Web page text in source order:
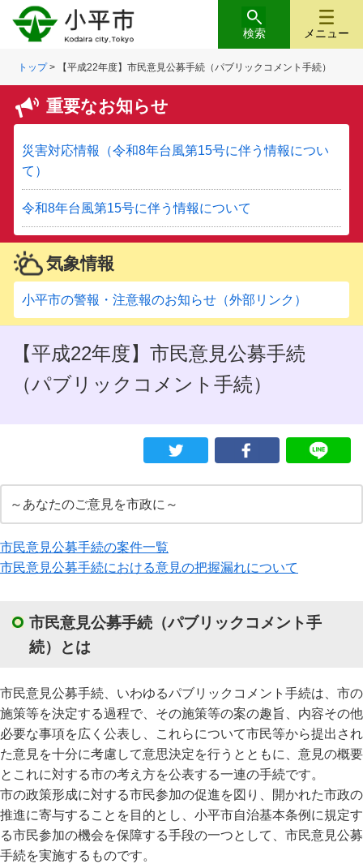
メニュー
検索
トップ> 【平成22年度】市民意見公募手続（パブリックコメント手続）
重要なお知らせ
災害対応情報（令和8年台風第15号に伴う情報につい
て）
令和8年台風第15号に伴う情報について
気象情報
小平市の警報・注意報のお知らせ（外部リンク）
【平成22年度】市民意見公募手続
（パブリックコメント手続）
～あなたのご意見を市政に～
市民意見公募手続の案件一覧
市民意見公募手続における意見の把握漏れについて
市民意見公募手続（パブリックコメント手
続）とは
市民意見公募手続、いわゆるパブリックコメント手続は、市の
施策等を決定する過程で、その施策等の案の趣旨、内容その他
必要な事項を広く公表し、これらについて市民等から提出され
た意見を十分に考慮して意思決定を行うとともに、意見の概要
とこれに対する市の考え方を公表する一連の手続です。
市の政策形成に対する市民参加の促進を図り、開かれた市政の
推進に寄与することを目的とし、小平市自治基本条例に規定す
る市民参加の機会を保障する手段の一つとして、市民意見公募
手続を実施するものです。